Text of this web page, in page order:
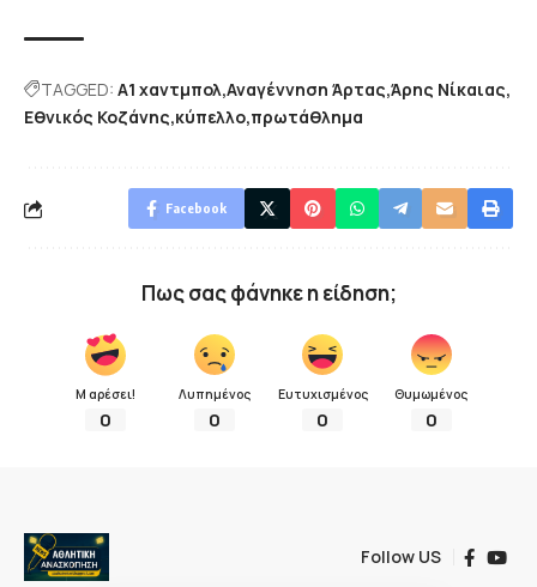
TAGGED: Α1 χαντμπολ Αναγέννηση Άρτας Άρης Νίκαιας
Εθνικός Κοζάνης κύπελλο πρωτάθλημα
Facebook
Πως σας φάνηκε η είδηση;
Μ αρέσει!
0
Λυπημένος
0
Ευτυχισμένος
0
Θυμωμένος
0
Follow US